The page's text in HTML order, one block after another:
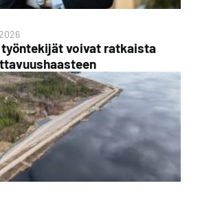
voivat ratkaista